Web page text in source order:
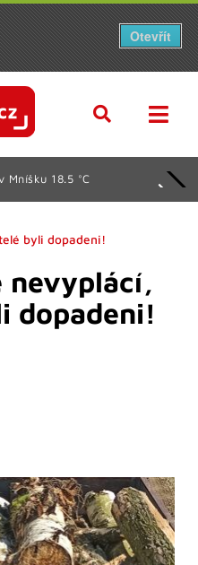
18.5 °C
byli dopadeni!
nevyplácí,
dopadeni!
Otevřít